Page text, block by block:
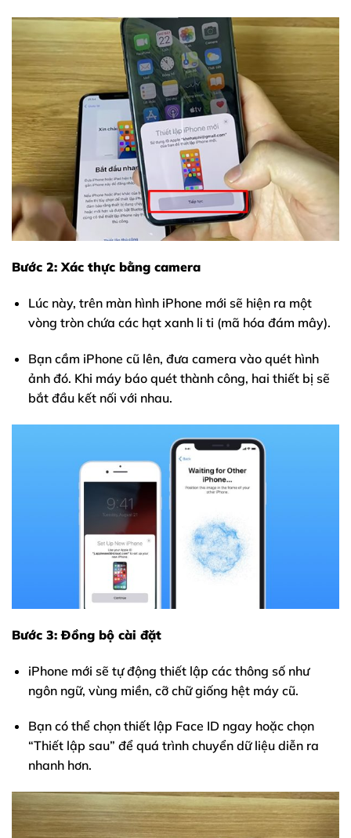
Bước 2: Xác thực bằng camera
Lúc này, trên màn hình iPhone mới sẽ hiện ra một
vòng tròn chứa các hạt xanh li ti (mã hóa đám mây).
Bạn cầm iPhone cũ lên, đưa camera vào quét hình
ảnh đó. Khi máy báo quét thành công, hai thiết bị sẽ
bắt đầu kết nối với nhau.
Bước 3: Đồng bộ cài đặt
iPhone mới sẽ tự động thiết lập các thông số như
ngôn ngữ, vùng miền, cỡ chữ giống hệt máy cũ.
Bạn có thể chọn thiết lập Face ID ngay hoặc chọn
“Thiết lập sau” để quá trình chuyển dữ liệu diễn ra
nhanh hơn.